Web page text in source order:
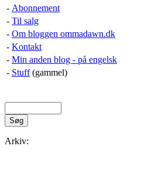
- Abonnement
- Til salg
- Om bloggen ommadawn.dk
- Kontakt
- Min anden blog - på engelsk
- Stuff(gammel)
Arkiv: